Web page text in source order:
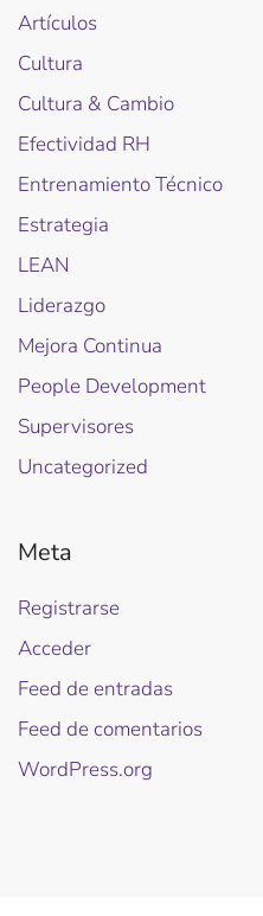
Artículos
Cultura
Cultura & Cambio
Efectividad RH
Entrenamiento Técnico
Estrategia
LEAN
Liderazgo
Mejora Continua
People Development
Supervisores
Uncategorized
Meta
Registrarse
Acceder
Feed de entradas
Feed de comentarios
WordPress.org